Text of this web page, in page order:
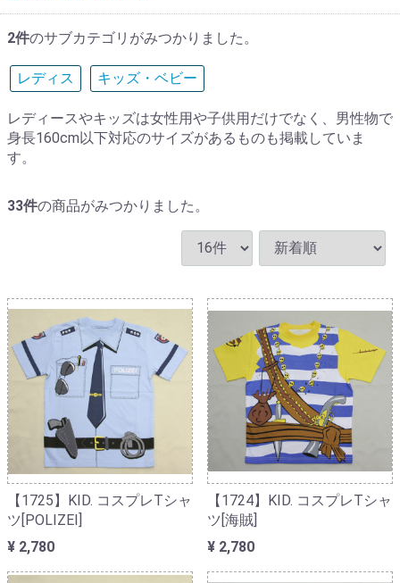
2件のサブカテゴリがみつかりました。
レディス キッズ・ベビー
レディースやキッズは女性用や子供用だけでなく、男性物で
身長160cm以下対応のサイズがあるものも掲載していま
す。
33件の商品がみつかりました。
【1725】KID. コスプレTシャ
ツ[POLIZEI]
¥ 2,780
【1724】KID. コスプレTシャ
ツ[海賊]
¥ 2,780